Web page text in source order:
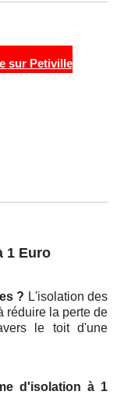
sur Petiville
1 Euro
? L'isolation des
réduire la perte de
le toit d'une
d'isolation à 1